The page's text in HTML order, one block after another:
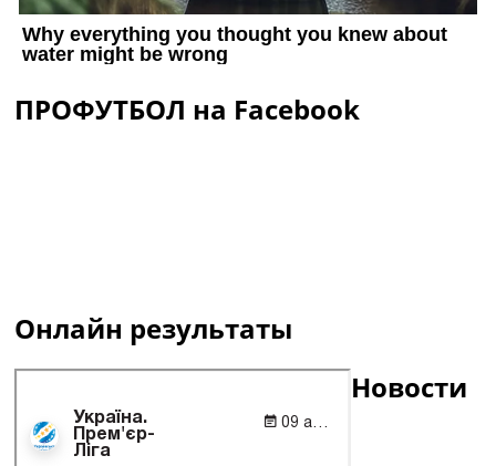
ПРОФУТБОЛ на Facebook
Онлайн результаты
Новости